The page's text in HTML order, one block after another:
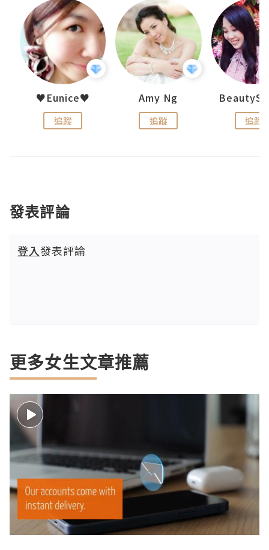
♥Eunice♥
追蹤
Amy Ng
追蹤 追蹤
發表評論
登入發表評論
更多女生文章推薦